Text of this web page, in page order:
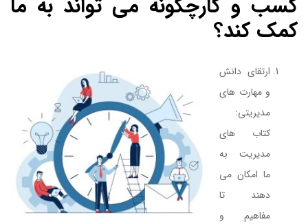
کسب و کارچگونه می تواند به ما
کمک کند؟
ارتقای دانش
و مهارت های
مدیریتی:
کتاب های
مدیریت به
ما امکان می
دهند تا
مفاهیم و